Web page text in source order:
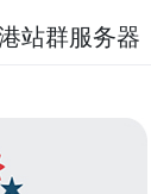
站群服务器